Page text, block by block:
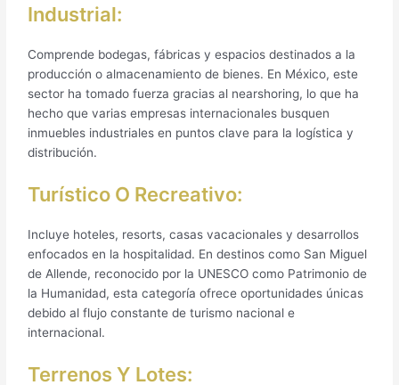
Industrial:
Comprende bodegas, fábricas y espacios destinados a la
producción o almacenamiento de bienes. En México, este
sector ha tomado fuerza gracias al nearshoring, lo que ha
hecho que varias empresas internacionales busquen
inmuebles industriales en puntos clave para la logística y
distribución.
Turístico O Recreativo:
Incluye hoteles, resorts, casas vacacionales y desarrollos
enfocados en la hospitalidad. En destinos como San Miguel
de Allende, reconocido por la UNESCO como Patrimonio de
la Humanidad, esta categoría ofrece oportunidades únicas
debido al flujo constante de turismo nacional e
internacional.
Terrenos Y Lotes: